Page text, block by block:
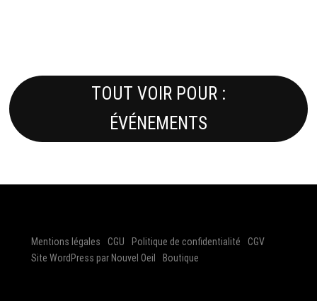
TOUT VOIR POUR :
ÉVÉNEMENTS
Mentions légales CGU Politique de confidentialité
CGV
Site WordPress par Nouvel Oeil
Boutique